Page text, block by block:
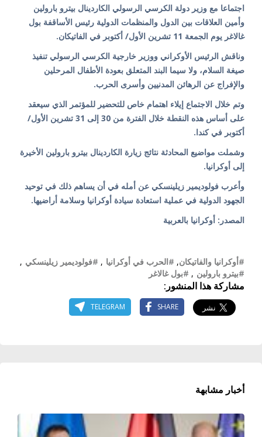
اجتماعا مع وزير دولة الكرسي الرسولي الكاردينال بيترو بارولين
وأمين العلاقات بين الدول والمنظمات الدولية رئيس الأساقفة بول
غالاغر يوم الجمعة 11 تشرين الأول/ أكتوبر في الفاتيكان.
وناقش الرئيس الأوكراني ووزير خارجية الكرسي الرسولي تنفيذ
صيغة السلام، ولا سيما البند المتعلق بعودة الأطفال المرحلين
والإفراج عن الرهائن المدنيين وأسرى الحرب.
وتم خلال الاجتماع إيلاء اهتمام خاص للتحضير للمؤتمر الذي سيعقد
على أساس هذه النقطة خلال الفترة من 30 إلى 31 تشرين الأول/
أكتوبر في كندا.
وشملت مواضيع المحادثة نتائج زيارة الكاردينال بيترو بارولين الأخيرة
إلى أوكرانيا.
وأعرب فولوديمير زيلينسكي عن أمله في أن يساهم ذلك في توحيد
الجهود الدولية في عملية استعادة سيادة أوكرانيا وسلامة أراضيها.
المصدر: أوكرانيا بالعربية
#أوكرانيا والفاتيكان, #الحرب في أوكرانيا , #فولوديمير زيلينسكي ,
#بيترو بارولين , #بول غالاغر
مشاركة هذا المنشور:
SHARE
TELEGRAM
أخبار مشابهة